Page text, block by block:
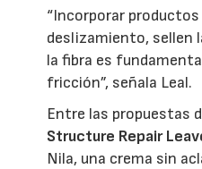
“Incorporar
deslizamiento, sellen
la fibra es
fricción”, señala Leal.
Entre las propuestas
Structure Repair
Nila, una crema sin